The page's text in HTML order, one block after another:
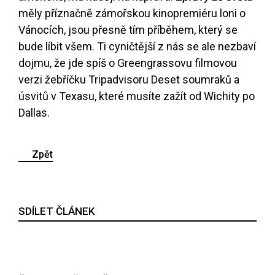
měly příznačně zámořskou kinopremiéru loni o
Vánocích, jsou přesně tím příběhem, který se
bude líbit všem. Ti cyničtější z nás se ale nezbaví
dojmu, že jde spíš o Greengrassovu filmovou
verzi žebříčku Tripadvisoru Deset soumraků a
úsvitů v Texasu, které musíte zažít od Wichity po
Dallas.
Zpět
SDÍLET ČLÁNEK